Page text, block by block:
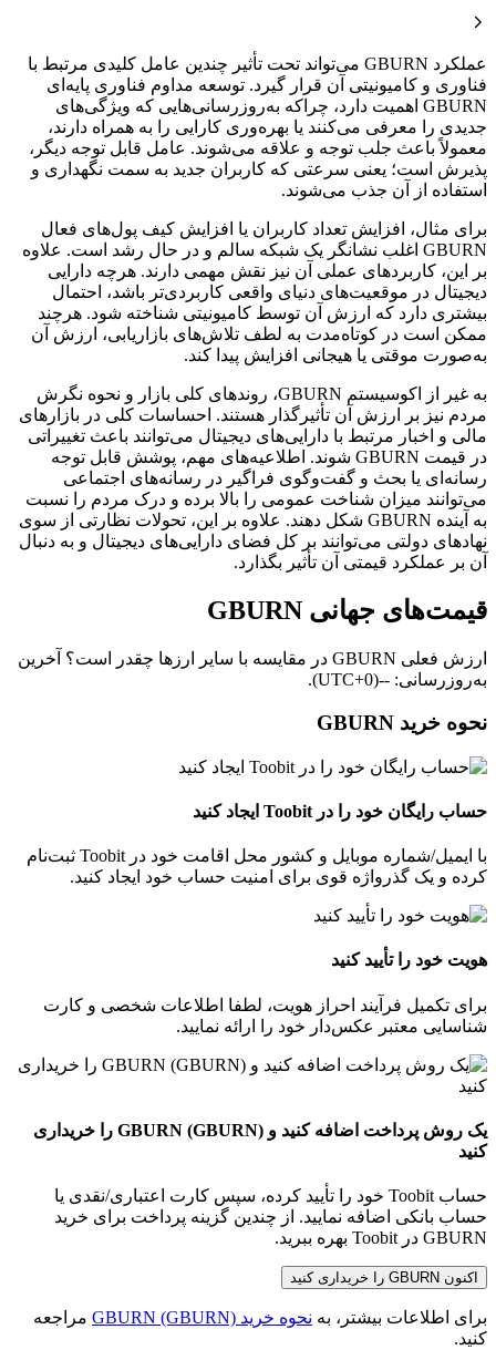
عملکرد GBURN می‌تواند تحت تأثیر چندین عامل کلیدی مرتبط با
فناوری و کامیونیتی آن قرار گیرد. توسعه مداوم فناوری پایه‌ای
GBURN اهمیت دارد، چراکه به‌روزرسانی‌هایی که ویژگی‌های
جدیدی را معرفی می‌کنند یا بهره‌وری کارایی را به همراه دارند،
معمولاً باعث جلب توجه و علاقه‌ می‌شوند. عامل قابل توجه دیگر،
پذیرش است؛ یعنی سرعتی که کاربران جدید به سمت نگهداری و
استفاده از آن جذب می‌شوند.
برای مثال، افزایش تعداد کاربران یا افزایش کیف پول‌های فعال
GBURN اغلب نشانگر یک شبکه سالم و در حال رشد است. علاوه
بر این، کاربردهای عملی آن نیز نقش مهمی دارند. هرچه دارایی
دیجیتال در موقعیت‌های دنیای واقعی کاربردی‌تر باشد، احتمال
بیشتری دارد که ارزش آن توسط کامیونیتی شناخته شود. هرچند
ممکن است در کوتاه‌مدت به لطف تلاش‌های بازاریابی، ارزش آن
به‌صورت موقتی یا هیجانی افزایش پیدا کند.
به غیر از اکوسیستم GBURN، روندهای کلی بازار و نحوه نگرش
مردم نیز بر ارزش آن تأثیرگذار هستند. احساسات کلی در بازارهای
مالی و اخبار مرتبط با دارایی‌های دیجیتال می‌توانند باعث تغییراتی
در قیمت GBURN شوند. اطلاعیه‌های مهم، پوشش قابل توجه
رسانه‌ای یا بحث و گفت‌وگوی فراگیر در رسانه‌های اجتماعی
می‌توانند میزان شناخت عمومی را بالا برده و درک مردم را نسبت
به آینده GBURN شکل دهند. علاوه بر این، تحولات نظارتی از سوی
نهادهای دولتی می‌توانند بر کل فضای دارایی‌های دیجیتال و به‌ دنبال
آن بر عملکرد قیمتی آن تأثیر بگذارد.
قیمت‌های جهانی GBURN
ارزش فعلی GBURN در مقایسه با سایر ارزها چقدر است؟ آخرین
به‌روزرسانی: --(UTC+0).
نحوه خرید GBURN
حساب رایگان خود را در Toobit ایجاد کنید
با ایمیل/شماره موبایل و کشور محل اقامت خود در Toobit ثبت‌نام
کرده و یک گذرواژه قوی برای امنیت حساب خود ایجاد کنید.
هویت خود را تأیید کنید
برای تکمیل فرآیند احراز هویت، لطفا اطلاعات شخصی و کارت
شناسایی معتبر عکس‌دار خود را ارائه نمایید.
یک روش پرداخت اضافه کنید و GBURN (GBURN) را خریداری
کنید
حساب Toobit خود را تأیید کرده، سپس کارت اعتباری/نقدی یا
حساب بانکی اضافه نمایید. از چندین گزینه پرداخت برای خرید
GBURN در Toobit بهره ببرید.
اکنون GBURN را خریداری کنید
برای اطلاعات بیشتر، به نحوه خرید GBURN (GBURN)
مراجعه
کنید.